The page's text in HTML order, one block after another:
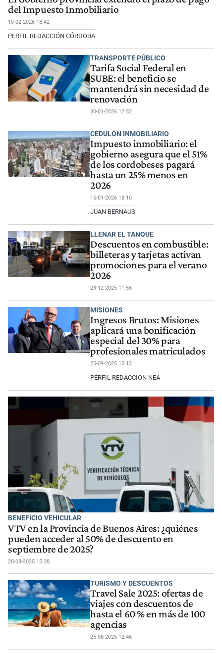
del Impuesto Inmobiliario
10-02-2026 18:42
PERFIL REDACCIÓN CÓRDOBA
TRANSPORTE PÚBLICO
Tarifa Social Federal en
SUBE: el beneficio se
mantendrá sin necesidad de
renovación
30-01-2026 12:52
CEDULÓN INMOBILIARIO
Impuesto inmobiliario: el
gobierno asegura que el 51%
de los cordobeses pagará
hasta un 25% menos en
2026
15-01-2026 18:10
JUAN BERNAUS
LLENAR EL TANQUE
Descuentos en combustible:
billeteras y tarjetas activan
promociones para el verano
2026
23-12-2025 11:55
MISIONES
Ingresos Brutos: Misiones
aplicará una bonificación
especial del 30% para
profesionales matriculados
25-09-2025 15:12
PERFIL REDACCIÓN NEA
BENEFICIO VEHICULAR
VTV en la Provincia de Buenos Aires: ¿quiénes
pueden acceder al 50% de descuento en
septiembre de 2025?
28-08-2025 15:28
TURISMO Y DESCUENTOS
Travel Sale 2025: ofertas de
viajes con descuentos de
hasta el 60 % en más de 100
agencias
25-08-2025 12:46